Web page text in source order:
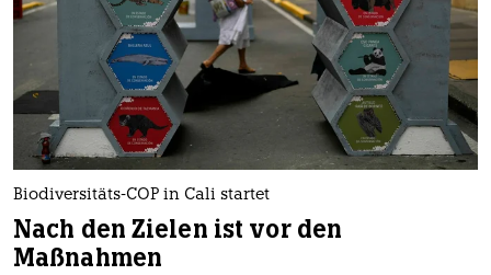
Biodiversitäts-COP in Cali startet
Nach den Zielen ist vor den
Maßnahmen